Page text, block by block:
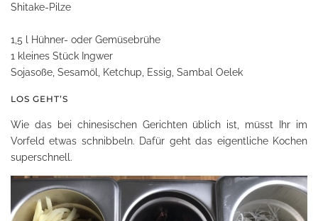
Shitake-Pilze
1,5 l Hühner- oder Gemüsebrühe
1 kleines Stück Ingwer
Sojasoße, Sesamöl, Ketchup, Essig, Sambal Oelek
LOS GEHT’S
Wie das bei chinesischen Gerichten üblich ist, müsst Ihr im
Vorfeld etwas schnibbeln. Dafür geht das eigentliche Kochen
superschnell.